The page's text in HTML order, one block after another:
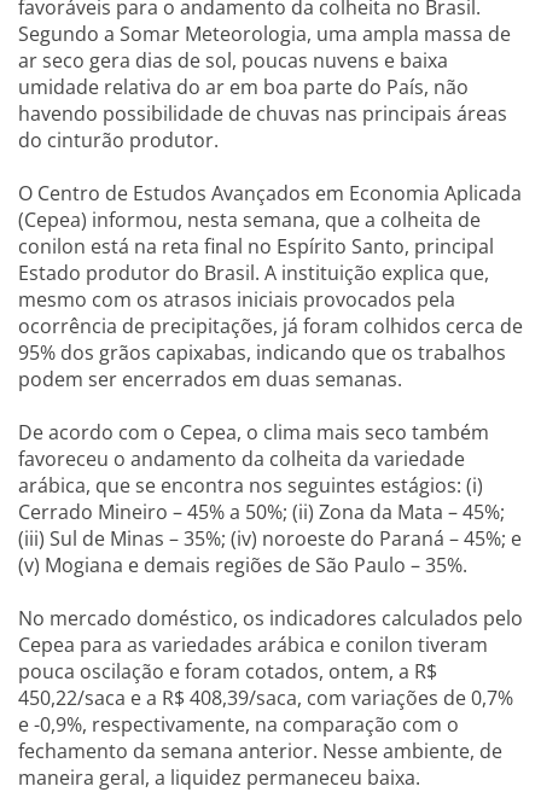
favoráveis para o andamento da colheita no Brasil.
Segundo a Somar Meteorologia, uma ampla massa de
ar seco gera dias de sol, poucas nuvens e baixa
umidade relativa do ar em boa parte do País, não
havendo possibilidade de chuvas nas principais áreas
do cinturão produtor.
O Centro de Estudos Avançados em Economia Aplicada
(Cepea) informou, nesta semana, que a colheita de
conilon está na reta final no Espírito Santo, principal
Estado produtor do Brasil. A instituição explica que,
mesmo com os atrasos iniciais provocados pela
ocorrência de precipitações, já foram colhidos cerca de
95% dos grãos capixabas, indicando que os trabalhos
podem ser encerrados em duas semanas.
De acordo com o Cepea, o clima mais seco também
favoreceu o andamento da colheita da variedade
arábica, que se encontra nos seguintes estágios: (i)
Cerrado Mineiro – 45% a 50%; (ii) Zona da Mata – 45%;
(iii) Sul de Minas – 35%; (iv) noroeste do Paraná – 45%; e
(v) Mogiana e demais regiões de São Paulo – 35%.
No mercado doméstico, os indicadores calculados pelo
Cepea para as variedades arábica e conilon tiveram
pouca oscilação e foram cotados, ontem, a R$
450,22/saca e a R$ 408,39/saca, com variações de 0,7%
e -0,9%, respectivamente, na comparação com o
fechamento da semana anterior. Nesse ambiente, de
maneira geral, a liquidez permaneceu baixa.